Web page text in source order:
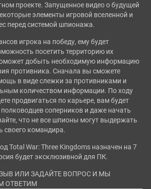
проекте. Запущенное видео о будущей
элементы игровой вселенной и
перед системой шпионажа.
игрока на победу, ему будет
посетить территорию их
добыть необходимую информацию
противника. Сначала вы сможете
в виде слежки за противниками и
количеством информации. По ходу
продвигаться по карьере, вам будет
полководцев соперников и даже начать
что не все шпионы могут выдержать
своего командира.
Total War: Three Kingdoms назначен на 7
будет эксклюзивной для ПК.
ИЛИ ЗАДАЙТЕ ВОПРОС И МЫ
ОТВЕТИМ